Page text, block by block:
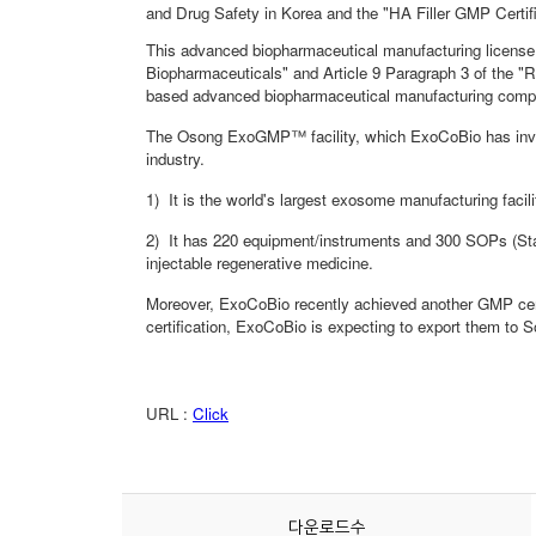
다운로드수